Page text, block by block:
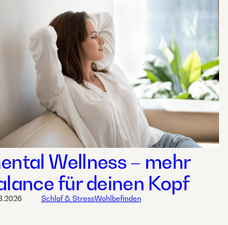
Wellness – mehr
für deinen Kopf
Schlaf & StressWohlbefinden